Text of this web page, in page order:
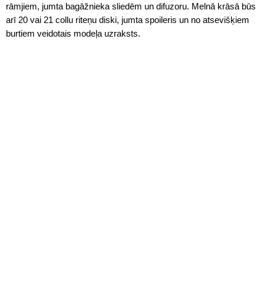
rāmjiem, jumta bagāžnieka sliedēm un difuzoru. Melnā krāsā būs
arī 20 vai 21 collu riteņu diski, jumta spoileris un no atsevišķiem
burtiem veidotais modeļa uzraksts.